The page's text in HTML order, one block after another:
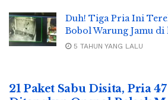
Duh! Tiga Pria Ini
Bobol Warung Jamu
5 TAHUN YANG LALU
21 Paket Sabu Disita, Pria